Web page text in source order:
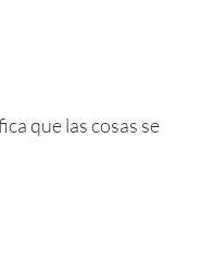
que las cosas se